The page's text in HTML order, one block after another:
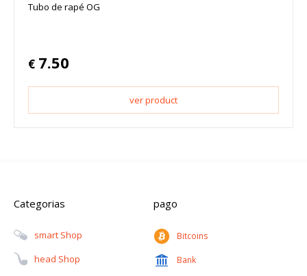
Tubo de rapé OG
€ 7.50
ver product
Categorias
Smart Shop
Head Shop
pago
Bitcoins
Bank